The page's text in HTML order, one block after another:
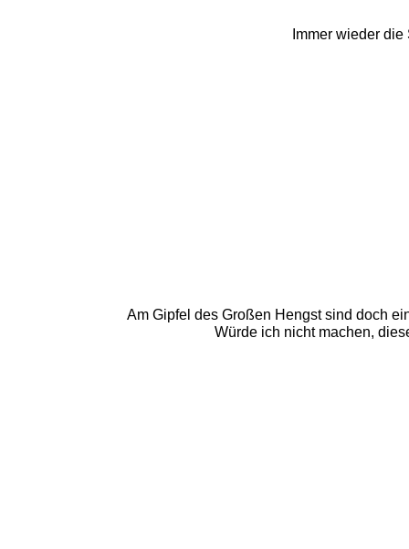
Immer wieder
Am Gipfel des Großen Hengst sind doch
Würde ich nicht machen,